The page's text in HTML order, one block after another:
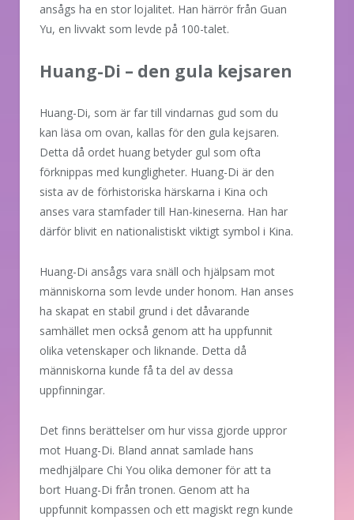
ansågs ha en stor lojalitet. Han härrör från Guan
Yu, en livvakt som levde på 100-talet.
Huang-Di – den gula kejsaren
Huang-Di, som är far till vindarnas gud som du
kan läsa om ovan, kallas för den gula kejsaren.
Detta då ordet huang betyder gul som ofta
förknippas med kungligheter. Huang-Di är den
sista av de förhistoriska härskarna i Kina och
anses vara stamfader till Han-kineserna. Han har
därför blivit en nationalistiskt viktigt symbol i Kina.
Huang-Di ansågs vara snäll och hjälpsam mot
människorna som levde under honom. Han anses
ha skapat en stabil grund i det dåvarande
samhället men också genom att ha uppfunnit
olika vetenskaper och liknande. Detta då
människorna kunde få ta del av dessa
uppfinningar.
Det finns berättelser om hur vissa gjorde uppror
mot Huang-Di. Bland annat samlade hans
medhjälpare Chi You olika demoner för att ta
bort Huang-Di från tronen. Genom att ha
uppfunnit kompassen och ett magiskt regn kunde